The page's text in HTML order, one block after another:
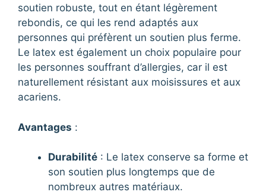
soutien robuste, tout en étant légèrement
rebondis, ce qui les rend adaptés aux
personnes qui préfèrent un soutien plus ferme.
Le latex est également un choix populaire pour
les personnes souffrant d’allergies, car il est
naturellement résistant aux moisissures et aux
acariens.
Avantages :
Durabilité : Le latex conserve sa forme et
son soutien plus longtemps que de
nombreux autres matériaux.